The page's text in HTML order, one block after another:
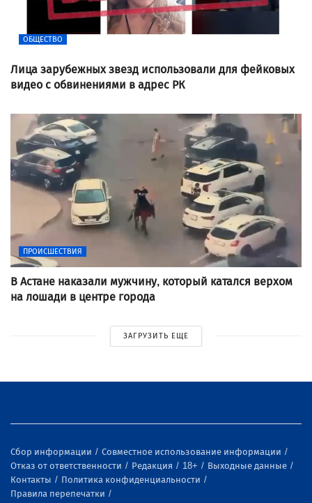
ОБЩЕСТВО
Лица зарубежных звезд использовали для фейковых
видео с обвинениями в адрес РК
ПРОИСШЕСТВИЯ
В Астане наказали мужчину, который катался верхом
на лошади в центре города
ЗАГРУЗИТЬ ЕЩЕ
Сбор информации
Совместное использование информации
Отказ от ответственности
Редакция 18+
Выходные данные
Контакты
Политика конфиденциальности
Правила перепечатки